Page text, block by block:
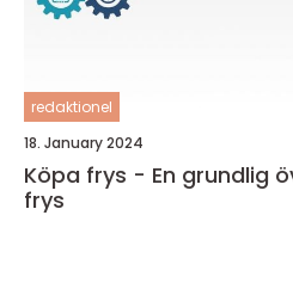
redaktionel
18. January 2024
Köpa frys - En grundlig
frys